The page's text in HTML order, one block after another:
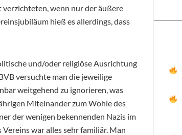
wenn nur der äußere
hieß es allerdings, dass
und/oder religiöse Ausrichtung
versuchte man die jeweilige
weitgehend zu ignorieren, was
Miteinander zum Wohle des
der wenigen bekennenden Nazis im
Vereins war alles sehr familiär. Man